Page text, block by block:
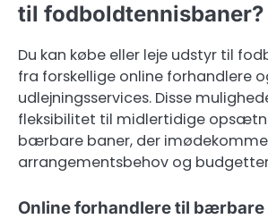
til fodboldtennisbaner?
Du kan købe eller leje udstyr til
fra forskellige online forhandlere
udlejningsservices. Disse
fleksibilitet til midlertidige
bærbare baner, der
arrangementsbehov og
Online forhandlere til bærbare